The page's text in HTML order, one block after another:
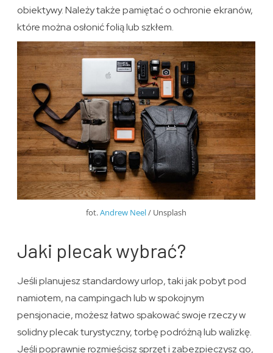
obiektywy. Należy także pamiętać o ochronie ekranów,
które można osłonić folią lub szkłem.
fot.Andrew Neel/ Unsplash
Jaki plecak wybrać?
Jeśli planujesz standardowy urlop, taki jak pobyt pod
namiotem, na campingach lub w spokojnym
pensjonacie, możesz łatwo spakować swoje rzeczy w
solidny plecak turystyczny, torbę podróżną lub walizkę.
Jeśli poprawnie rozmieścisz sprzęt i zabezpieczysz go,